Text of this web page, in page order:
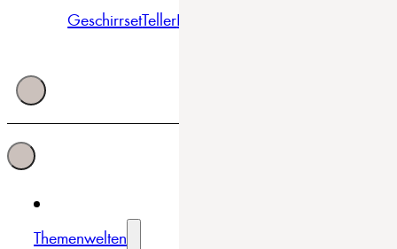
GeschirrsetTellerBowls & Schüsseln
Themenwelten